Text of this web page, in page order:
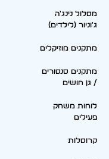
מסלול נינג'ה
ג'וניור (לילדים)
מתקנים מוזיקלים
מתקנים סנסורים
/ גן חושים
לוחות משחק
פעילים
קרוסלות